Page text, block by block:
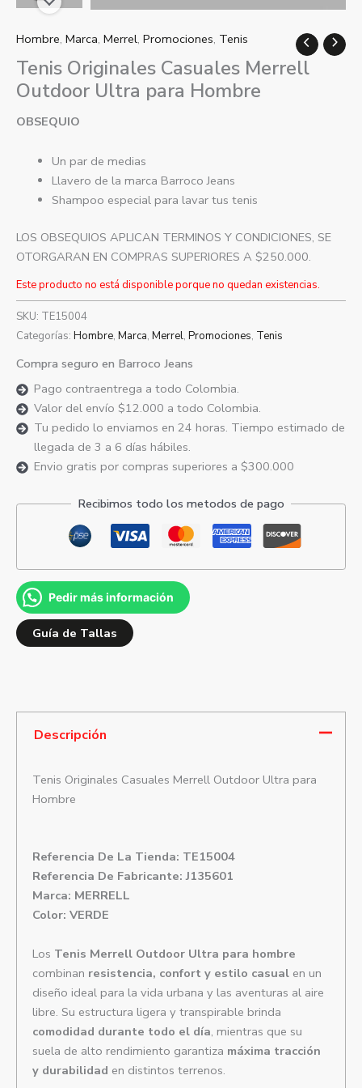
Hombre, Marca, Merrel, Promociones, Tenis
Tenis Originales Casuales Merrell
Outdoor Ultra para Hombre
OBSEQUIO
Un par de medias
Llavero de la marca Barroco Jeans
Shampoo especial para lavar tus tenis
LOS OBSEQUIOS APLICAN TERMINOS Y CONDICIONES, SE
OTORGARAN EN COMPRAS SUPERIORES A $250.000.
Este producto no está disponible porque no quedan existencias.
SKU: TE15004
Categorías: Hombre, Marca, Merrel, Promociones, Tenis
Compra seguro en Barroco Jeans
Pago contraentrega a todo Colombia.
Valor del envío $12.000 a todo Colombia.
Tu pedido lo enviamos en 24 horas. Tiempo estimado de
llegada de 3 a 6 días hábiles.
Envio gratis por compras superiores a $300.000
Recibimos todo los metodos de pago
Pedir más información
Guía de Tallas
Descripción
Tenis Originales Casuales Merrell Outdoor Ultra para
Hombre
Referencia De La Tienda: TE15004
Referencia De Fabricante: J135601
Marca: MERRELL
Color: VERDE
Los Tenis Merrell Outdoor Ultra para hombre
combinan resistencia, confort y estilo casualen un
diseño ideal para la vida urbana y las aventuras al aire
libre. Su estructura ligera y transpirable brinda
comodidad durante todo el día, mientras que su
suela de alto rendimiento garantiza máxima tracción
y durabilidad en distintos terrenos.